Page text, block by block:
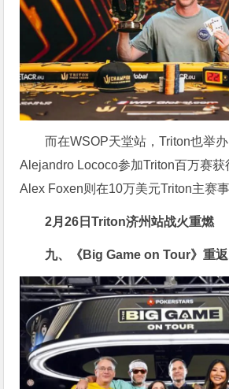
而在WSOP天堂站，Triton也举办
Alejandro Lococo参加Triton百万赛获
Alex Foxen则在10万美元Triton主赛
2月26日Triton济州站战火重燃
九、《Big Game on Tour》重